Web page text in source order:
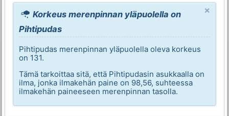
×
Korkeus merenpinnan yläpuolella on
Pihtipudas
Pihtipudas merenpinnan yläpuolella oleva korkeus
on 131.
Tämä tarkoittaa sitä, että Pihtipudasin asukkaalla on
ilma, jonka ilmakehän paine on 98,56, suhteessa
ilmakehän paineeseen merenpinnan tasolla.